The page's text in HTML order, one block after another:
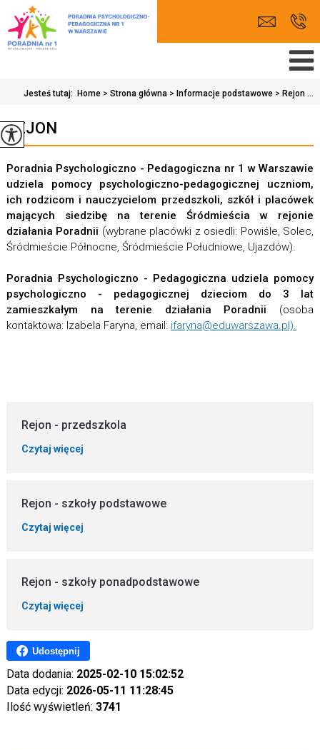
Jesteś tutaj: Home > Strona główna > Informacje podstawowe > Rejon ...
REJON
Poradnia Psychologiczno - Pedagogiczna nr 1 w Warszawie
udziela pomocy psychologiczno-pedagogicznej uczniom,
ich rodzicom i nauczycielom przedszkoli, szkół i placówek
mających siedzibę na terenie Śródmieścia w rejonie
działania Poradnii (wybrane placówki z osiedli: Powiśle, Solec,
Śródmieście Północne, Śródmieście Południowe, Ujazdów).
Poradnia Psychologiczno - Pedagogiczna udziela pomocy
psychologiczno - pedagogicznej dzieciom do 3 lat
zamieszkałym na terenie działania Poradnii (osoba
kontaktowa: Izabela Faryna, email: ifaryna@eduwarszawa.pl).
Rejon - przedszkola
Czytaj więcej
Rejon - szkoły podstawowe
Czytaj więcej
Rejon - szkoły ponadpodstawowe
Czytaj więcej
Udostępnij
Data dodania: 2025-02-10 15:02:52
Data edycji: 2026-05-11 11:28:45
Ilość wyświetleń: 3741